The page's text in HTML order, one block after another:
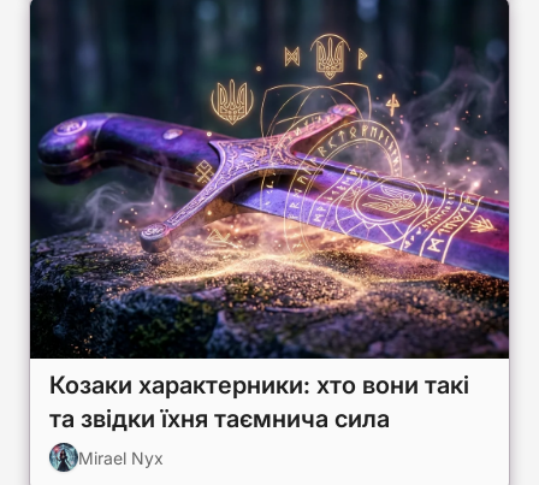
Козаки характерники: хто вони такі
та звідки їхня таємнича сила
Mirael Nyx